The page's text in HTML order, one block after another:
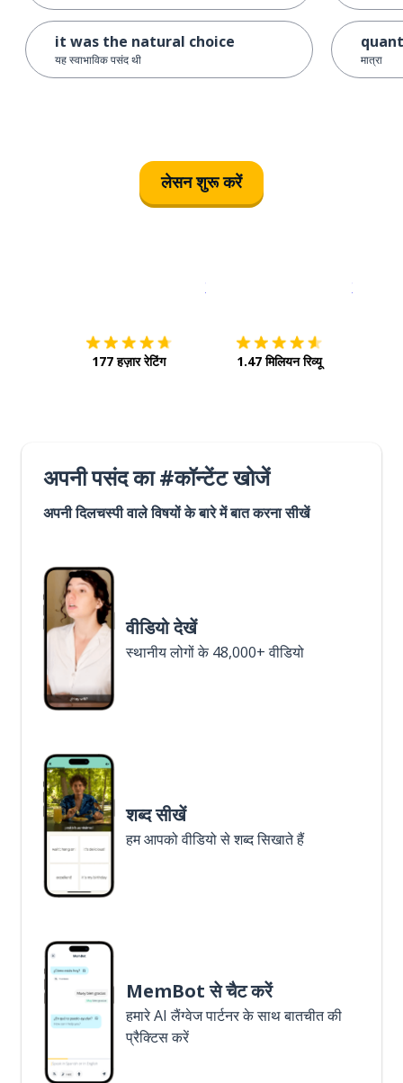
it was the natural choice
यह स्वाभाविक पसंद थी मात्रा
लेसन शुरू करें
इस पर डाउनलोड करें ऐप स्टोर
177 हज़ार रेटिंग
इसे चालू
1.47 मिलियन रिव्यू
अपनी पसंद का #कॉन्टेंट खोजें
अपनी दिलचस्पी वाले विषयों के बारे में बात करना सीखें
वीडियो देखें
स्थानीय लोगों के 48,000+ वीडियो
शब्द सीखें
हम आपको वीडियो से शब्द सिखाते हैं
MemBot से चैट करें
हमारे AI लैंग्वेज पार्टनर के साथ बातचीत की
प्रैक्टिस करें